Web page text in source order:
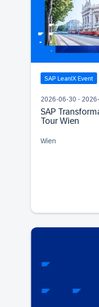
SAP LeanIX Event
2026-06-30 -
SAP
Tour Wien
Wien